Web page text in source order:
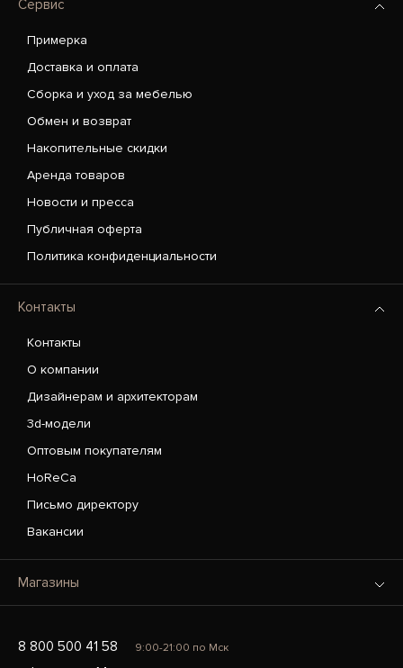
Сервис
Примерка
Доставка и оплата
Сборка и уход за мебелью
Обмен и возврат
Накопительные скидки
Аренда товаров
Новости и пресса
Публичная оферта
Политика конфиденциальности
Контакты
Контакты
О компании
Дизайнерам и архитекторам
3d-модели
Оптовым покупателям
HoReCa
Письмо директору
Вакансии
Магазины
8 800 500 41 58 9:00-21:00 по Мск